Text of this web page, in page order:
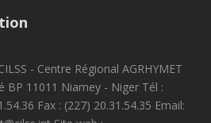
- Centre Régional AGRHYMET
BP 11011 Niamey - Niger Tél :
Fax : (227) 20.31.54.35 Email: